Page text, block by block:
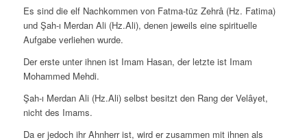
Es sind die elf Nachkommen von Fatma-tüz Zehrâ (Hz. Fatima)
und Şah-ı Merdan Ali (Hz.Ali), denen jeweils eine spirituelle
Aufgabe verliehen wurde.
Der erste unter ihnen ist Imam Hasan, der letzte ist Imam
Mohammed Mehdi.
Şah-ı Merdan Ali (Hz.Ali) selbst besitzt den Rang der Velâyet,
nicht des Imams.
Da er jedoch ihr Ahnherr ist, wird er zusammen mit ihnen als